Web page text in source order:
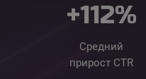
+112%
Средний
прирост CTR